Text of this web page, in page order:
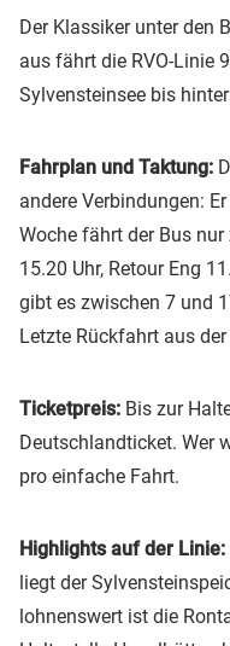
Der Klassiker unter den
aus fährt die RVO-Linie
Sylvensteinsee bis
Fahrplan und Taktung:
andere Verbindungen:
Woche fährt der Bus
15.20 Uhr, Retour Eng
gibt es zwischen 7 und
Letzte Rückfahrt aus
Ticketpreis: Bis zur
Deutschlandticket. Wer
pro einfache Fahrt.
Highlights auf der Linie:
liegt der
lohnenswert ist die